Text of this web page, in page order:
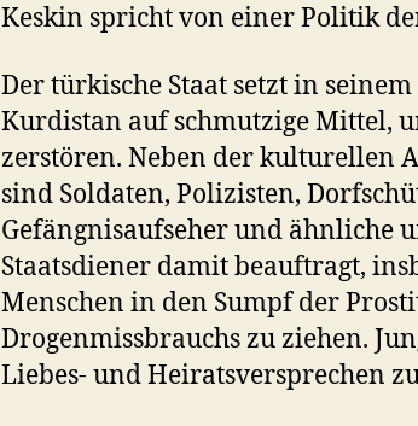
Keskin spricht von einer Politik
Der türkische Staat setzt in
Kurdistan auf schmutzige Mittel,
zerstören. Neben der kulturellen
sind Soldaten, Polizisten,
Gefängnisaufseher und ähnliche
Staatsdiener damit beauftragt,
Menschen in den Sumpf der
Drogenmissbrauchs zu ziehen.
Liebes- und Heiratsversprechen